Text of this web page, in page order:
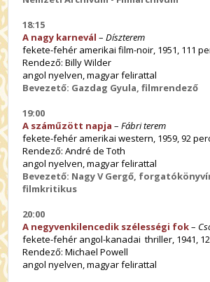
18:15
A nagy karnevál –Díszterem
fekete-fehér amerikai film-noir, 1951, 111
Rendező: Billy Wilder
angol nyelven, magyar felirattal
Bevezető: Gazdag Gyula, filmrendező
19:00
A száműzött napja –Fábri terem
fekete-fehér amerikai western, 1959, 92
Rendező: André de Toth
angol nyelven, magyar felirattal
Bevezető: Nagy V Gergő,
filmkritikus
20:00
A negyvenkilencedik szélességi fok–
fekete-fehér angol-kanadai thriller, 1941,
Rendező: Michael Powell
angol nyelven, magyar felirattal